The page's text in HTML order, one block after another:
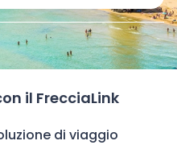
il FrecciaLink
di viaggio